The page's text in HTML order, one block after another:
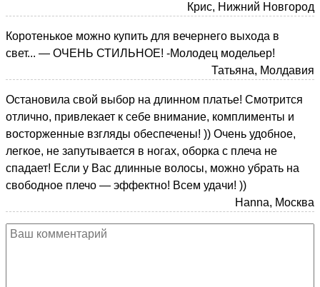
Крис, Нижний Новгород
Коротенькое можно купить для вечернего выхода в
свет... — ОЧЕНЬ СТИЛЬНОЕ! -Молодец модельер!
Татьяна, Молдавия
Остановила свой выбор на длинном платье! Смотрится
отлично, привлекает к себе внимание, комплименты и
восторженные взгляды обеспечены! )) Очень удобное,
легкое, не запутывается в ногах, оборка с плеча не
спадает! Если у Вас длинные волосы, можно убрать на
свободное плечо — эффектно! Всем удачи! ))
Hanna, Москва